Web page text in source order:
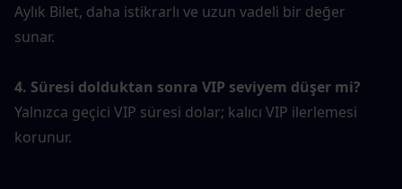
Aylık Bilet, daha istikrarlı ve uzun vadeli bir değer
sunar.
4. Süresi dolduktan sonra VIP seviyem düşer mi?
Yalnızca geçici VIP süresi dolar; kalıcı VIP ilerlemesi
korunur.